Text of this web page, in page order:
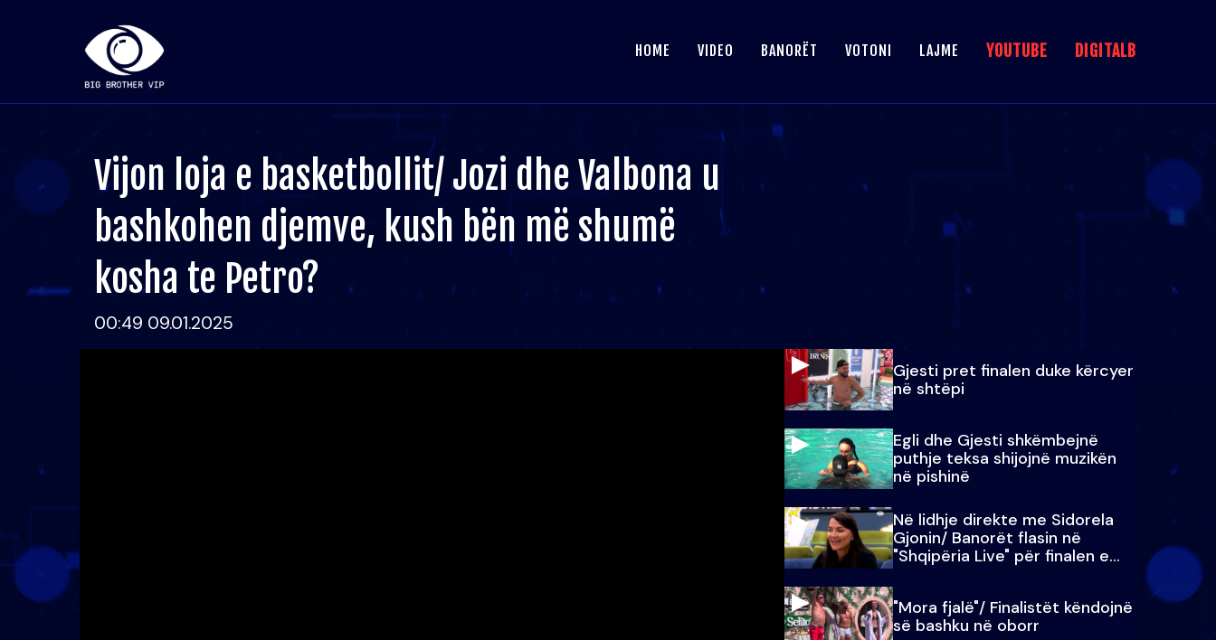
HOME VIDEO BANORËT VOTONI LAJME YOUTUBE DIGITALB
Vijon loja e basketbollit/ Jozi dhe Valbona u
bashkohen djemve, kush bën më shumë
kosha te Petro?
00:49 09.01.2025
Gjesti pret finalen duke kërcyer
në shtëpi
Egli dhe Gjesti shkëmbejnë
puthje teksa shijojnë muzikën
në pishinë
Në lidhje direkte me Sidorela
Gjonin/ Banorët flasin në
"Shqipëria Live" për finalen e
madhe
"Mora fjalë"/ Finalistët këndojnë
së bashku në oborr